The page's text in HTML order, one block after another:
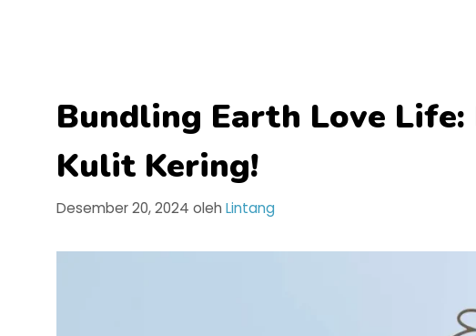
Bundling Earth Love Life:
Kulit Kering!
Desember 20, 2024 oleh Lintang